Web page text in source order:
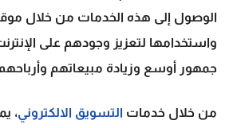
الوصول إلى هذه الخدمات من خلال موقع
واستخدامها لتعزيز وجودهم على
جمهور أوسع وزيادة مبيعاتهم
من خلال خدمات التسويق الالكتروني،